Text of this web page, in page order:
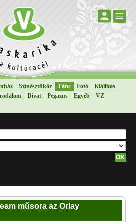
Színésztükör Tánc Fotó
Kiállítás
Divat Pegazus Egyéb
VZ
műsora az Orlay